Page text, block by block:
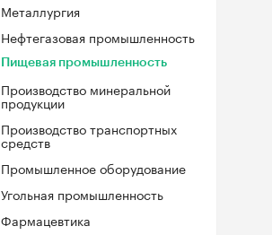
Металлургия
Нефтегазовая промышленность
Пищевая промышленность
Производство минеральной
продукции
Производство транспортных
средств
Промышленное оборудование
Угольная промышленность
Фармацевтика